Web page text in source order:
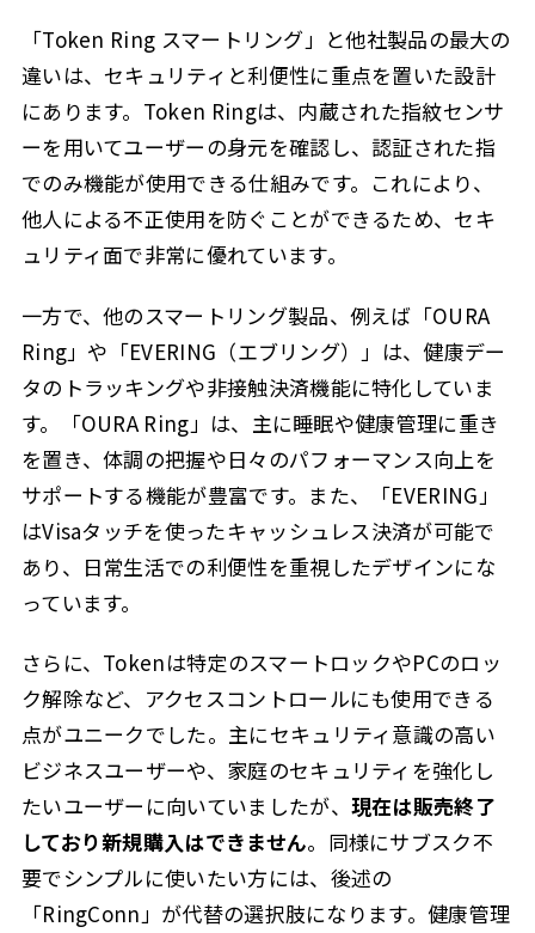
「Token Ring スマートリング」と他社製品の最大の
違いは、セキュリティと利便性に重点を置いた設計
にあります。Token Ringは、内蔵された指紋センサ
ーを用いてユーザーの身元を確認し、認証された指
でのみ機能が使用できる仕組みです。これにより、
他人による不正使用を防ぐことができるため、セキ
ュリティ面で非常に優れています。
一方で、他のスマートリング製品、例えば「OURA
Ring」や「EVERING（エブリング）」は、健康デー
タのトラッキングや非接触決済機能に特化していま
す。「OURA Ring」は、主に睡眠や健康管理に重き
を置き、体調の把握や日々のパフォーマンス向上を
サポートする機能が豊富です。また、「EVERING」
はVisaタッチを使ったキャッシュレス決済が可能で
あり、日常生活での利便性を重視したデザインにな
っています。
さらに、Tokenは特定のスマートロックやPCのロッ
ク解除など、アクセスコントロールにも使用できる
点がユニークでした。主にセキュリティ意識の高い
ビジネスユーザーや、家庭のセキュリティを強化し
たいユーザーに向いていましたが、 現在は販売終了
しており新規購入はできません。同様にサブスク不
要でシンプルに使いたい方には、後述の
「RingConn」が代替の選択肢になります。健康管理